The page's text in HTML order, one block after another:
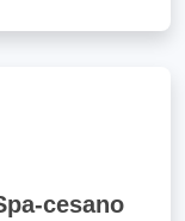
cesano